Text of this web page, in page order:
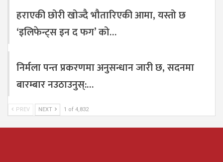
हराएकी छोरी खोज्दै भौतारिएकी आमा, यस्तो छ
‘इलिफेन्ट्स इन द फग’ को…
निर्मला पन्त प्रकरणमा अनुसन्धान जारी छ, सदनमा
बारम्बार नउठाउनुस्:…
PREV NEXT 1 of 4,832